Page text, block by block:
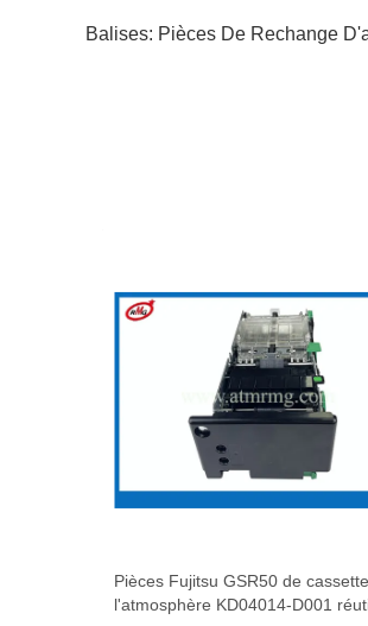
Balises: Pièces De Rechange
Pièces Fujitsu GSR50 de
l'atmosphère KD04014-D001